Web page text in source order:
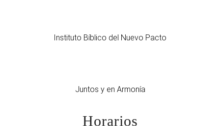
Instituto Bíblico del Nuevo Pacto
Juntos y en Armonía
Horarios